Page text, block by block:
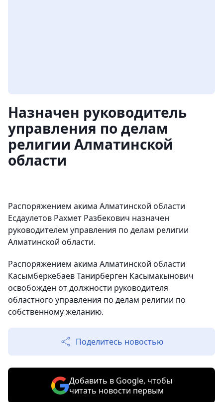
Назначен руководитель
управления по делам
религии Алматинской
области
Распоряжением акима Алматинской области
Есдаулетов Рахмет Разбекович назначен
руководителем управления по делам религии
Алматинской области.
Распоряжением акима Алматинской области
Касымберкебаев Танирберген Касымакынович
освобожден от должности руководителя
областного управления по делам религии по
собственному желанию.
Поделитесь новостью
Добавить в Google, чтобы
читать новости первым